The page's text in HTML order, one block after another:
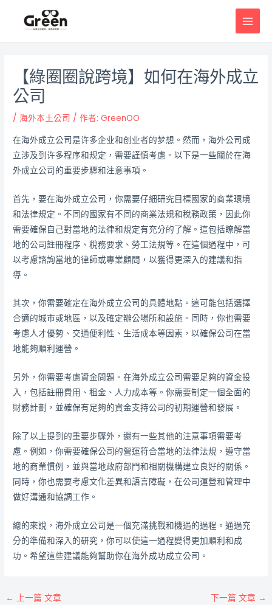
【綠圈圈說跨境】如何在海外成立
公司
/ 海外本土公司 / 作者:GreenOO
在海外成立公司是许多企业和创业者的梦想。然而，海外公司成
立涉及到许多程序和规定，需要謹慎考慮。以下是一些關於在海
外成立公司的重要步驟和注意事項。
首先，要在海外成立公司，你需要仔細研究目標國家的商業環境
和法律規定。不同的國家有不同的商業法規和稅務政策，因此你
需要確保自己對當地的法律和規定有充分的了解。這包括瞭解當
地的公司註冊程序、稅務要求、勞工法規等。在這個過程中，可
以考慮諮詢當地的律師或專業顧問，以獲得更深入的建議和指
導。
其次，你需要確定在海外成立公司的具體地點。這可能包括選擇
合適的城市或地區，以及確定辦公場所和設施。同時，你也需要
考慮人才優勢、交通便利性、生活成本等因素，以確保公司在當
地能夠順利運營。
另外，你需要考慮資金問題。在海外成立公司需要足夠的資金投
入，包括註冊費用、租金、人力成本等。你需要制定一個全面的
財務計劃，並確保有足夠的資金支持公司的初期運營和發展。
除了以上提到的重要步驟外，還有一些其他的注意事項需要考
慮。例如，你需要確保公司的營運符合當地的法律法規，遵守當
地的商業慣例，並與當地政府部門和相關機構建立良好的關係。
同時，你也需要考慮文化差異和語言障礙，在公司運營和管理中
做好溝通和協調工作。
總的來說，海外成立公司是一個充滿挑戰和機遇的過程。通過充
分的準備和深入的研究，你可以使這一過程變得更加順利和成
功。希望這些建議能夠幫助你在海外成功成立公司。
← 上一篇 文章 下一篇 文章 →